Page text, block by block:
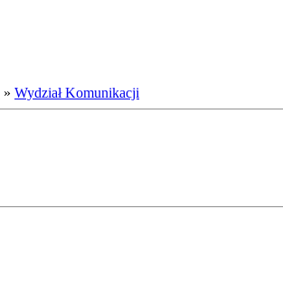
» Wydział Komunikacji